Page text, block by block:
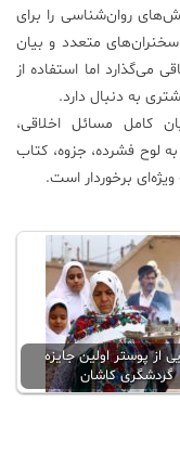
روان‌شناسی را برای
متعدد و بیان
می‌گذارد اما استفاده از
به دنبال دارد.
کامل مسائل اخلاقی،
لوح فشرده، جزوه، کتاب
برخوردار است.
از پوستر اولین جایزه
گردشگری کاشان